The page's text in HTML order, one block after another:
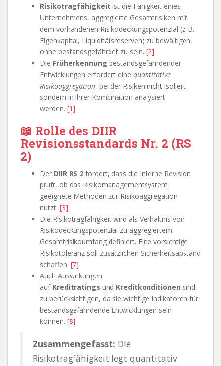
Risikotragfähigkeit ist die Fähigkeit eines
Unternehmens, aggregierte Gesamtrisiken mit
dem vorhandenen Risikodeckungspotenzial (z. B.
Eigenkapital, Liquiditätsreserven) zu bewältigen,
ohne bestandsgefährdet zu sein. [2]
Die Früherkennung bestandsgefährdender
Entwicklungen erfordert eine quantitative
Risikoaggregation, bei der Risiken nicht isoliert,
sondern in ihrer Kombination analysiert
werden. [1]
📖 Rolle des DIIR
Revisionsstandards Nr. 2 (RS
2)
Der DIIR RS 2 fordert, dass die Interne Revision
prüft, ob das Risikomanagementsystem
geeignete Methoden zur Risikoaggregation
nutzt. [3]
Die Risikotragfähigkeit wird als Verhältnis von
Risikodeckungspotenzial zu aggregiertem
Gesamtrisikoumfang definiert. Eine vorsichtige
Risikotoleranz soll zusätzlichen Sicherheitsabstand
schaffen. [7]
Auch Auswirkungen
auf Kreditratings und Kreditkonditionen sind
zu berücksichtigen, da sie wichtige Indikatoren für
bestandsgefährdende Entwicklungen sein
können. [8]
Zusammengefasst: Die
Risikotragfähigkeit legt quantitativ